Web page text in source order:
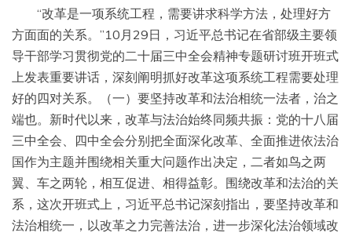
“改革是一项系统工程，需要讲求科学方法，处理好方
方面面的关系。”10月29日，习近平总书记在省部级主要领
导干部学习贯彻党的二十届三中全会精神专题研讨班开班式
上发表重要讲话，深刻阐明抓好改革这项系统工程需要处理
好的四对关系。（一）要坚持改革和法治相统一法者，治之
端也。新时代以来，改革与法治始终同频共振：党的十八届
三中全会、四中全会分别把全面深化改革、全面推进依法治
国作为主题并围绕相关重大问题作出决定，二者如鸟之两
翼、车之两轮，相互促进、相得益彰。围绕改革和法治的关
系，这次开班式上，习近平总书记深刻指出，要坚持改革和
法治相统一，以改革之力完善法治，进一步深化法治领域改